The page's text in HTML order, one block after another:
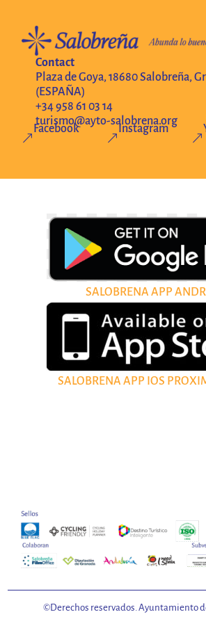
Contact
Plaza de Goya, 18680 Salobreña,
(ESPAÑA)
+34 958 61 03 14
turismo@ayto-salobrena.org
&
Facebook
&
Instagram
&
SALOBRENA APP
SALOBRENA APP IOS
©Derechos reservados. Ayuntamiento